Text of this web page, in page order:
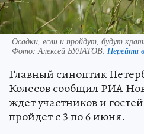
Осадки, если и пройдут, будут
Фото:Алексей БУЛАТОВ. Перейти
Главный синоптик
Колесов сообщил РИА
ждет участников и
пройдет с 3 по 6 июня.